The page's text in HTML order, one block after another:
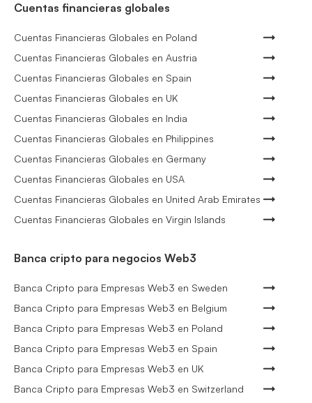
Cuentas financieras globales
Cuentas Financieras Globales en Poland
Cuentas Financieras Globales en Austria
Cuentas Financieras Globales en Spain
Cuentas Financieras Globales en UK
Cuentas Financieras Globales en India
Cuentas Financieras Globales en Philippines
Cuentas Financieras Globales en Germany
Cuentas Financieras Globales en USA
Cuentas Financieras Globales en United Arab Emirates
Cuentas Financieras Globales en Virgin Islands
Banca cripto para negocios Web3
Banca Cripto para Empresas Web3 en Sweden
Banca Cripto para Empresas Web3 en Belgium
Banca Cripto para Empresas Web3 en Poland
Banca Cripto para Empresas Web3 en Spain
Banca Cripto para Empresas Web3 en UK
Banca Cripto para Empresas Web3 en Switzerland